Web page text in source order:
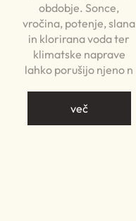
obdobje. Sonce,
vročina, potenje, slana
in klorirana voda ter
klimatske naprave
lahko porušijo njeno n
več